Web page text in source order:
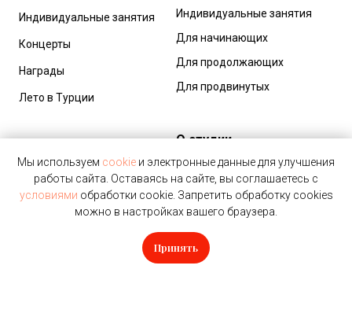
Мы используем cookie и электронные данные для улучшения
работы сайта. Оставаясь на сайте, вы соглашаетесь с
условиями обработки cookie. Запретить обработку cookies
можно в настройках вашего браузера.
Принять
Индивидуальные занятия
Концерты
Награды
Лето в Турции
Индивидуальные занятия
Для начинающих
Для продолжающих
Для продвинутых
О студии
Педагоги
Отзывы
Документы